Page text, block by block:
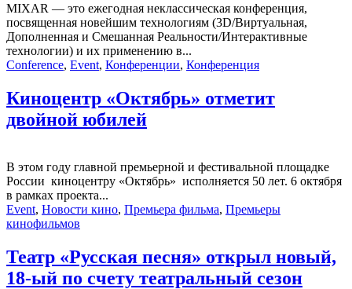
MIXAR — это ежегодная неклассическая конференция,
посвященная новейшим технологиям (3D/Виртуальная,
Дополненная и Смешанная Реальности/Интерактивные
технологии) и их применению в...
Conference, Event, Конференции, Конференция
Киноцентр «Октябрь» отметит
двойной юбилей
В этом году главной премьерной и фестивальной площадке
России киноцентру «Октябрь» исполняется 50 лет. 6 октября
в рамках проекта...
Event, Новости кино, Премьера фильма, Премьеры
кинофильмов
Театр «Русская песня» открыл новый,
18-ый по счету театральный сезон